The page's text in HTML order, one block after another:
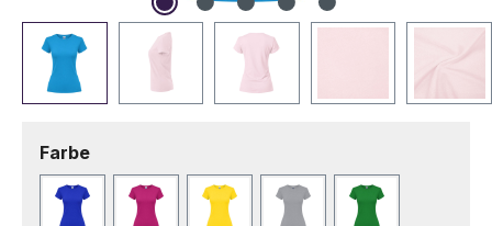
Farbeauswählen
Blau Fuchsie Gelb Grau Grün